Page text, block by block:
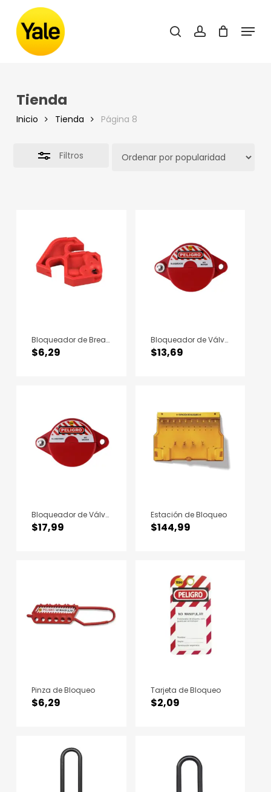
main
content
search account Menu
Tienda
Inicio Tienda Página 8
Filtros
Close
Filters
Bloqueador de Breaker 9 12mm
$6,29
Bloqueador de Válvulas 64 a 127MM
$13,69
Bloqueador de Válvulas 25 a 64MM
$17,99
Estación de Bloqueo
$144,99
Pinza de Bloqueo
$6,29
Tarjeta de Bloqueo
$2,09